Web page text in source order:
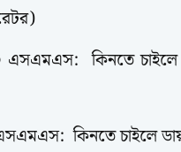
এসএমএস: কিনতে
কিনতে চাইলে